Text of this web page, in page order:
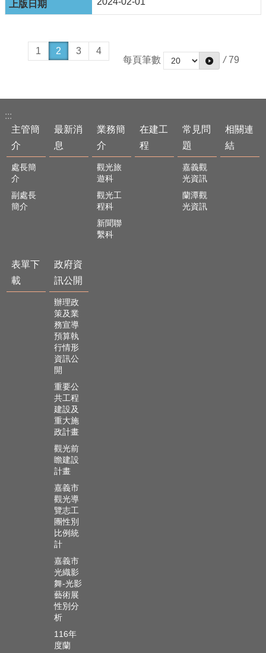
1 2 3
4
每頁筆數
/ 79
:::
主管簡
介
處長簡
介
副處長
簡介
最新消
息
業務簡
介
觀光旅
遊科
觀光工
程科
新聞聯
繫科
在建工
程
常見問
題
嘉義觀
光資訊
蘭潭觀
光資訊
相關連
結
表單下
載
政府資
訊公開
辦理政
策及業
務宣導
預算執
行情形
資訊公
開
重要公
共工程
建設及
重大施
政計畫
觀光前
瞻建設
計畫
嘉義市
觀光導
覽志工
團性別
比例統
計
嘉義市
光織影
舞-光影
藝術展
性別分
析
116年
度蘭